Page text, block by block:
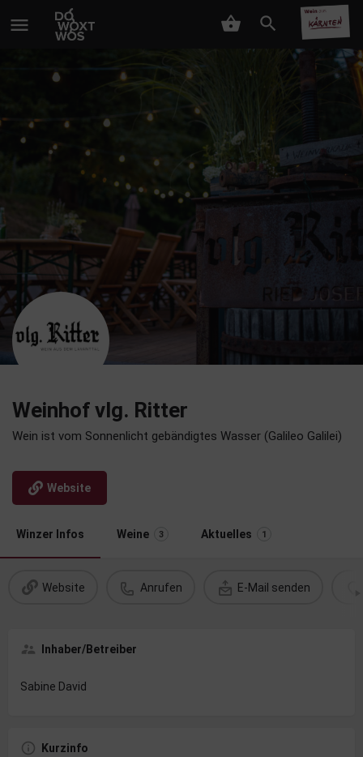
Weinhof vlg. Ritter
Wein ist vom Sonnenlicht gebändigtes Wasser (Galileo Galilei)
Website
Winzer Infos Weine 3 Aktuelles 1
Website Anrufen E-Mail senden
Inhaber/Betreiber
Sabine David
Kurzinfo